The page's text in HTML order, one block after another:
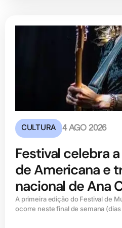
CULTURA 4 AGO 2026
Festival celebra
de Americana e
nacional de Ana
A primeira edição do Festival de
ocorre neste final de semana (dias